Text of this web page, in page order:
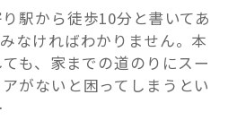
駅から徒歩10分と書いてあ
なければわかりません。本
も、家までの道のりにスー
がないと困ってしまうとい